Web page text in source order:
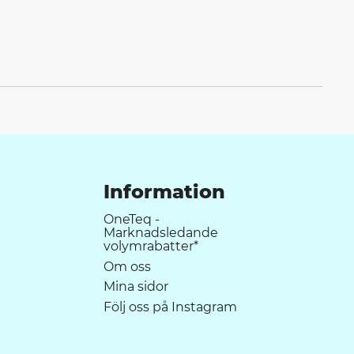
Information
OneTeq -
Marknadsledande
volymrabatter*
Om oss
Mina sidor
Följ oss på Instagram